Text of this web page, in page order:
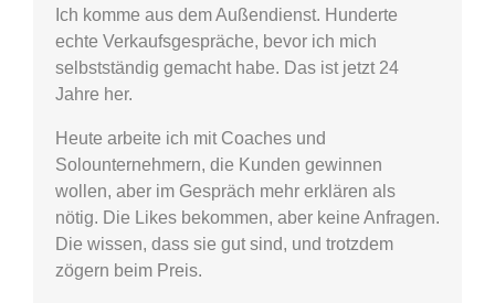
Ich komme aus dem Außendienst. Hunderte
echte Verkaufsgespräche, bevor ich mich
selbstständig gemacht habe. Das ist jetzt 24
Jahre her.
Heute arbeite ich mit Coaches und
Solounternehmern, die Kunden gewinnen
wollen, aber im Gespräch mehr erklären als
nötig. Die Likes bekommen, aber keine Anfragen.
Die wissen, dass sie gut sind, und trotzdem
zögern beim Preis.